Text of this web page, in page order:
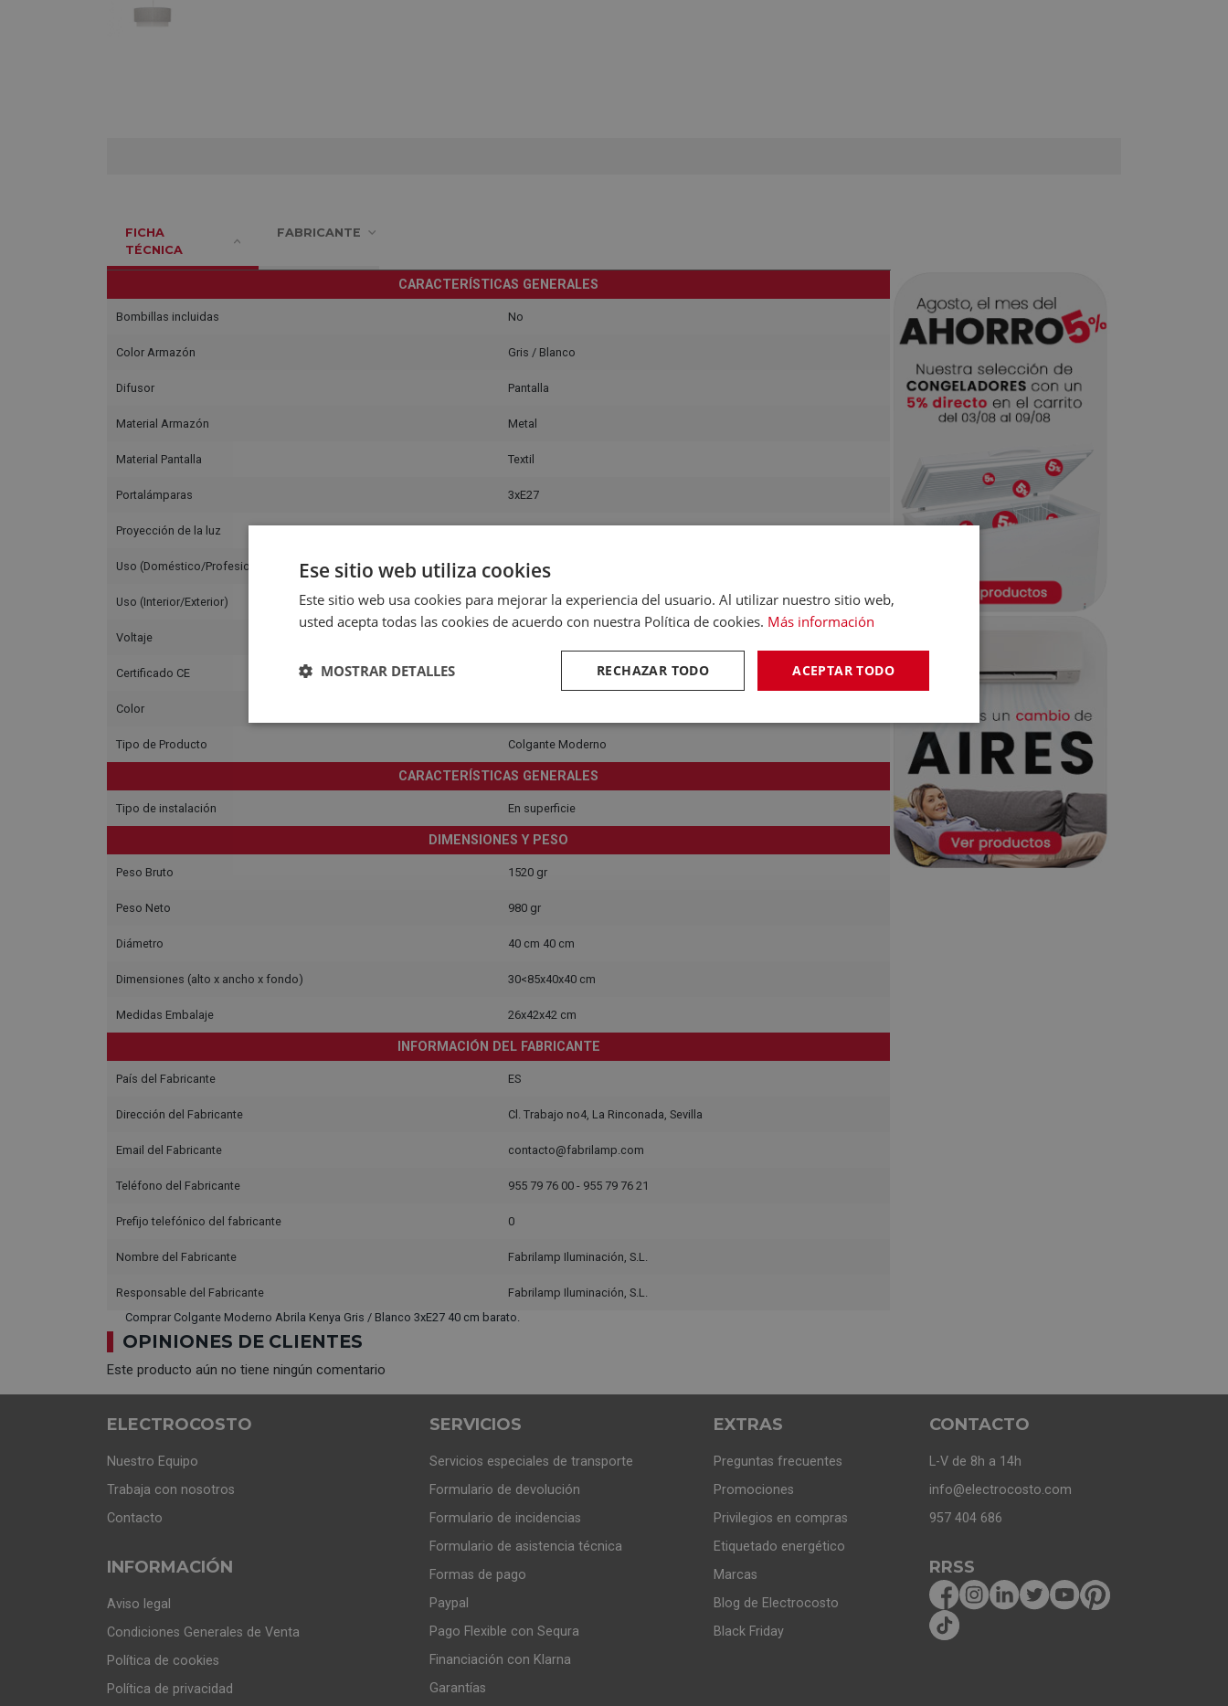
FICHA
TÉCNICA
FABRICANTE
CARACTERÍSTICAS GENERALES
Bombillas incluidas No
Color Armazón Gris / Blanco
Difusor Pantalla
Material Armazón Metal
Material Pantalla Textil
Portalámparas 3xE27
Proyección de la luz
Uso (Doméstico/Profesional) Doméstico
Uso (Interior/Exterior) Recomendado para interiores
Voltaje
Certificado CE
Color
Tipo de Producto Colgante Moderno
CARACTERÍSTICAS GENERALES
Tipo de instalación En superficie
DIMENSIONES Y PESO
Peso Bruto 1520 gr
Peso Neto 980 gr
Diámetro 40 cm 40 cm
Dimensiones (alto x ancho x fondo) 30<85x40x40 cm
Medidas Embalaje 26x42x42 cm
INFORMACIÓN DEL FABRICANTE
País del Fabricante ES
Dirección del Fabricante Cl. Trabajo no4, La Rinconada, Sevilla
Email del Fabricante contacto@fabrilamp.com
Teléfono del Fabricante 955 79 76 00 - 955 79 76 21
Prefijo telefónico del fabricante 0
Nombre del Fabricante Fabrilamp Iluminación, S.L.
Responsable del Fabricante
Fabrilamp Iluminación, S.L.
Comprar Colgante Moderno Abrila Kenya Gris / Blanco 3xE27 40 cm barato.
OPINIONES DE CLIENTES
Este producto aún no tiene ningún comentario
ELECTROCOSTO
Nuestro Equipo
Trabaja con nosotros
Contacto
INFORMACIÓN
Aviso legal
Condiciones Generales de Venta
Política de cookies
Política de privacidad
SERVICIOS
Servicios especiales de transporte
Formulario de devolución
Formulario de incidencias
Formulario de asistencia técnica
Formas de pago
Paypal
Pago Flexible con Sequra
Financiación con Klarna
Garantías
EXTRAS
Preguntas frecuentes
Promociones
Privilegios en compras
Etiquetado energético
Marcas
Blog de Electrocosto
Black Friday
CONTACTO
L-V de 8h a 14h
info@electrocosto.com
957 404 686
RRSS
Ese sitio web utiliza cookies
Este sitio web usa cookies para mejorar la experiencia del usuario. Al utilizar nuestro sitio web,
usted acepta todas las cookies de acuerdo con nuestra Política de cookies. Más información
ACEPTAR TODO
RECHAZAR TODO
MOSTRAR DETALLES